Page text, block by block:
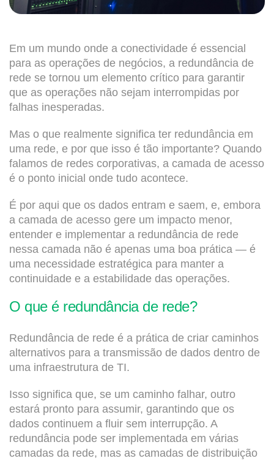
Em um mundo onde a conectividade é essencial
para as operações de negócios, a redundância de
rede se tornou um elemento crítico para garantir
que as operações não sejam interrompidas por
falhas inesperadas.
Mas o que realmente significa ter redundância em
uma rede, e por que isso é tão importante? Quando
falamos de redes corporativas, a camada de acesso
é o ponto inicial onde tudo acontece.
É por aqui que os dados entram e saem, e, embora
a camada de acesso gere um impacto menor,
entender e implementar a redundância de rede
nessa camada não é apenas uma boa prática — é
uma necessidade estratégica para manter a
continuidade e a estabilidade das operações.
O que é redundância de rede?
Redundância de rede é a prática de criar caminhos
alternativos para a transmissão de dados dentro de
uma infraestrutura de TI.
Isso significa que, se um caminho falhar, outro
estará pronto para assumir, garantindo que os
dados continuem a fluir sem interrupção. A
redundância pode ser implementada em várias
camadas da rede, mas as camadas de distribuição